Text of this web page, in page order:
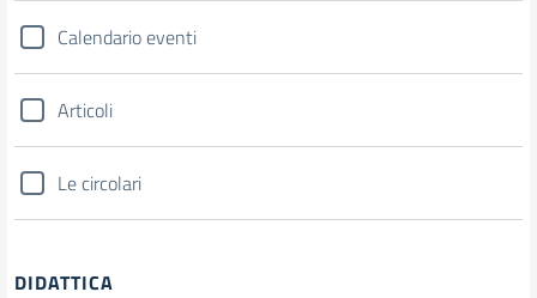
Calendario eventi
Articoli
Le circolari
DIDATTICA